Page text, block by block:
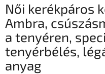
Női kerékpáros
Ambra,
a tenyéren,
tenyérbélés,
anyag